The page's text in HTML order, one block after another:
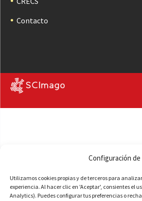
Configuración de
Utilizamos cookies propias y de terceros para
experiencia. Al hacer clic en 'Aceptar', consientes el
Analytics). Puedes configurar tus preferencias o
Contacto